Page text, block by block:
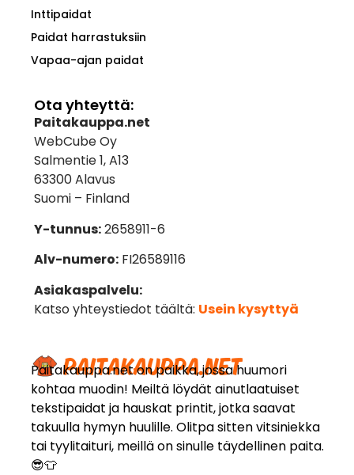
Paitakauppa.net on paikka, jossa huumori
kohtaa muodin! Meiltä löydät ainutlaatuiset
tekstipaidat ja hauskat printit, jotka saavat
takuulla hymyn huulille. Olitpa sitten vitsiniekka
tai tyylitaituri, meillä on sinulle täydellinen paita.
😎👕
Inttipaidat
Paidat harrastuksiin
Vapaa-ajan paidat
Ota yhteyttä:
Paitakauppa.net
WebCube Oy
Salmentie 1, A13
63300 Alavus
Suomi – Finland
Y-tunnus:2658911-6
Alv-numero:FI26589116
Asiakaspalvelu:
Katso yhteystiedot täältä: Usein kysyttyä